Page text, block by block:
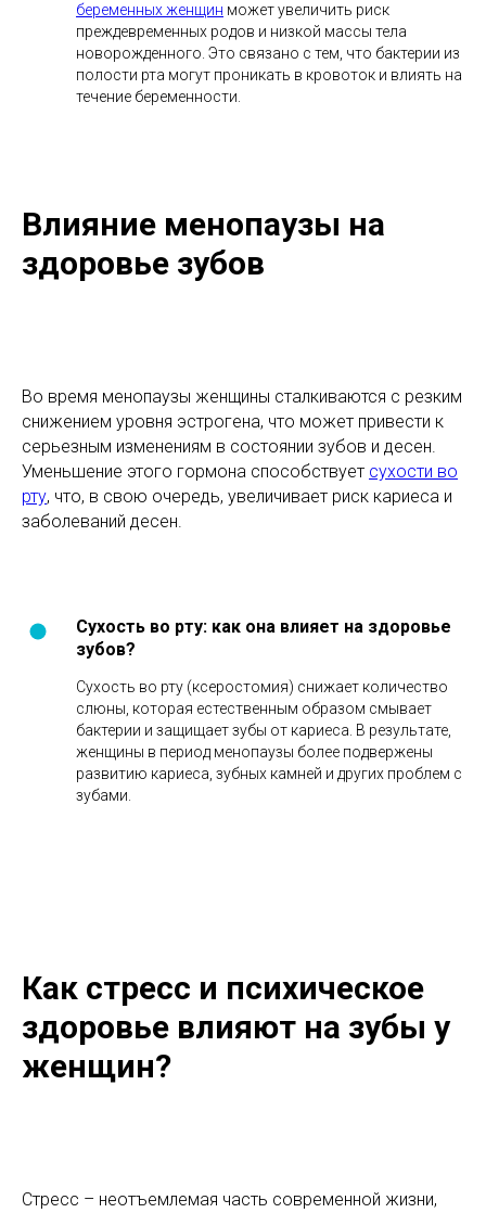
беременных женщин может увеличить риск
преждевременных родов и низкой массы тела
новорожденного. Это связано с тем, что бактерии из
полости рта могут проникать в кровоток и влиять на
течение беременности.
Влияние менопаузы на
здоровье зубов
Во время менопаузы женщины сталкиваются с резким
снижением уровня эстрогена, что может привести к
серьезным изменениям в состоянии зубов и десен.
Уменьшение этого гормона способствует сухости во
рту, что, в свою очередь, увеличивает риск кариеса и
заболеваний десен.
Сухость во рту: как она влияет на здоровье
зубов?
Сухость во рту (ксеростомия) снижает количество
слюны, которая естественным образом смывает
бактерии и защищает зубы от кариеса. В результате,
женщины в период менопаузы более подвержены
развитию кариеса, зубных камней и других проблем с
зубами.
Как стресс и психическое
здоровье влияют на зубы у
женщин?
Стресс – неотъемлемая часть современной жизни,